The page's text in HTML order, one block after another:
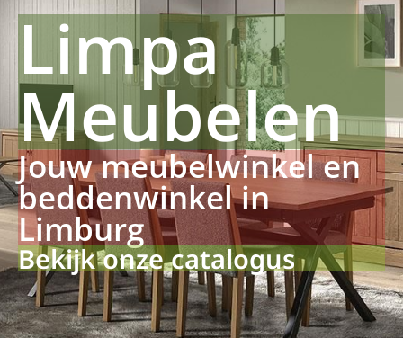
Limpa
Meubelen
Jouw meubelwinkel en
beddenwinkel in
Limburg
Bekijk onze catalogus